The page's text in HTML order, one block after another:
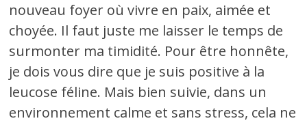
nouveau foyer où vivre en paix, aimée et
choyée. Il faut juste me laisser le temps de
surmonter ma timidité. Pour être honnête,
je dois vous dire que je suis positive à la
leucose féline. Mais bien suivie, dans un
environnement calme et sans stress, cela ne